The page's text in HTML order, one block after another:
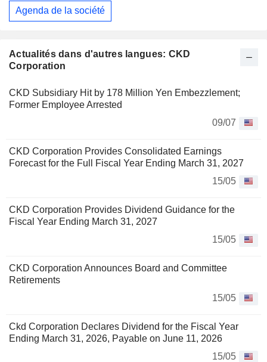
Actualités dans d'autres langues: CKD
Corporation
CKD Subsidiary Hit by 178 Million Yen Embezzlement;
Former Employee Arrested
09/07
CKD Corporation Provides Consolidated Earnings
Forecast for the Full Fiscal Year Ending March 31, 2027
15/05
CKD Corporation Provides Dividend Guidance for the
Fiscal Year Ending March 31, 2027
15/05
CKD Corporation Announces Board and Committee
Retirements
15/05
Ckd Corporation Declares Dividend for the Fiscal Year
Ending March 31, 2026, Payable on June 11, 2026
15/05
Agenda de la société